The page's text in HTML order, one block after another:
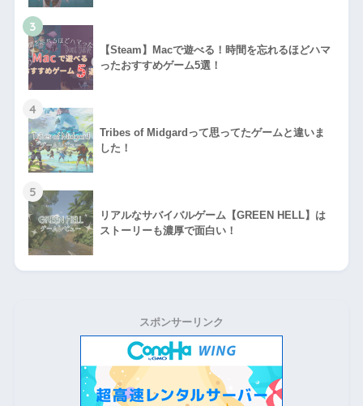
3
【Steam】Macで遊べる！時間を忘れるほどハマ
ったおすすめゲーム5選！
4
Tribes of Midgardって思ってたゲームと違いま
した！
5
リアルなサバイバルゲーム【GREEN HELL】は
ストーリーも濃厚で面白い！
スポンサーリンク